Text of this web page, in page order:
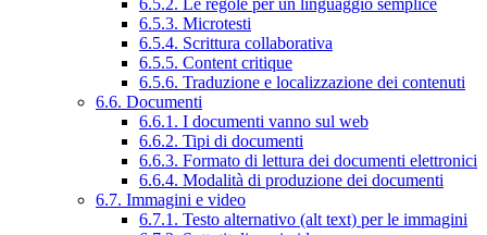
6.5.2. Le regole per un linguaggio semplice
6.5.3. Microtesti
6.5.4. Scrittura collaborativa
6.5.5. Content critique
6.5.6. Traduzione e localizzazione dei contenuti
6.6. Documenti
6.6.1. I documenti vanno sul web
6.6.2. Tipi di documenti
6.6.3. Formato di lettura dei documenti elettronici
6.6.4. Modalità di produzione dei documenti
6.7. Immagini e video
6.7.1. Testo alternativo (alt text) per le immagini